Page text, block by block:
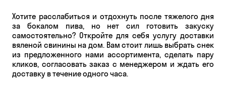
Хотите расслабиться и отдохнуть после тяжелого дня
за бокалом пива, но нет сил готовить закуску
самостоятельно? Откройте для себя услугу доставки
вяленой свинины на дом. Вам стоит лишь выбрать снек
из предложенного нами ассортимента, сделать пару
кликов, согласовать заказ с менеджером и ждать его
доставку в течение одного часа.